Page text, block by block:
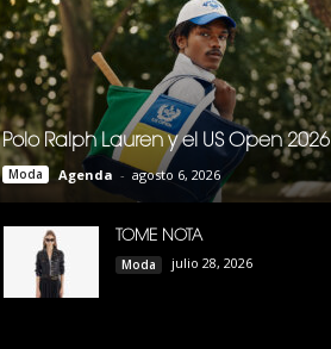
Polo Ralph Lauren y el US Open 2026
Moda Agenda - agosto 6, 2026
TOME NOTA
Moda julio 28, 2026